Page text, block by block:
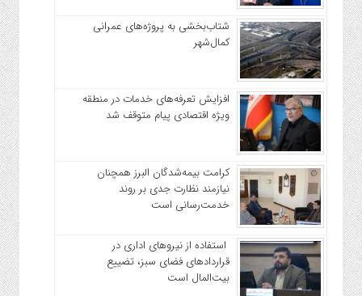
شتاب‌بخشی به پروژه‌های عمرانی
کمال‌شهر
افزایش تعرفه‌های خدمات در منطقه
ویژه اقتصادی پیام متوقف شد
کرامت بیمه‌شدگان البرز همچنان
نیازمند نظارت جدی بر روند
خدمت‌رسانی است
استفاده از نیروهای اداری در
قراردادهای فضای سبز، تضییع
بیت‌المال است